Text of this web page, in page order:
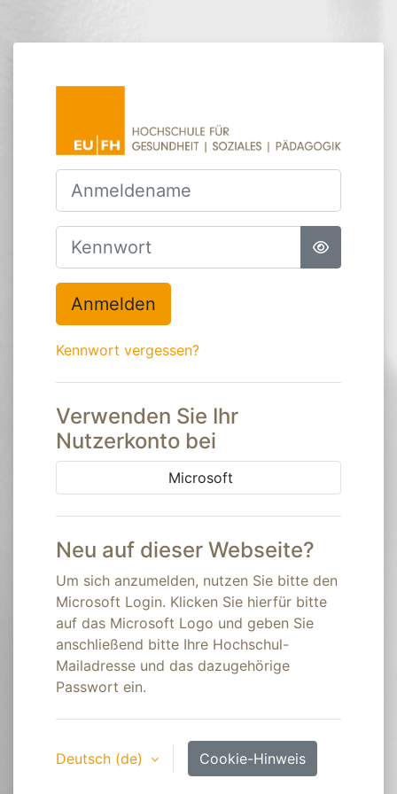
Anmelden
Kennwort vergessen?
Verwenden Sie Ihr
Nutzerkonto bei
Microsoft
Neu auf dieser Webseite?
Um sich anzumelden, nutzen Sie bitte den
Microsoft Login. Klicken Sie hierfür bitte
auf das Microsoft Logo und geben Sie
anschließend bitte Ihre Hochschul-
Mailadresse und das dazugehörige
Passwort ein.
Deutsch ‎(de)‎ Cookie-Hinweis